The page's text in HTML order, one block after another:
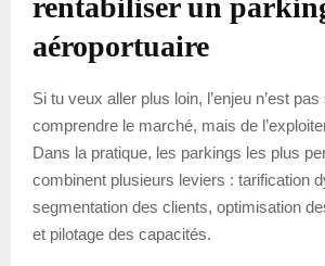
aéroportuaire
Si tu veux aller plus loin, l’enjeu n’est
comprendre le marché, mais de
Dans la pratique, les parkings les plus
combinent plusieurs leviers : tarification
segmentation des clients, optimisation
et pilotage des capacités.